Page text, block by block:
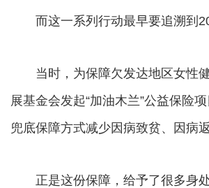
而这一系列行动最早要追溯到
当时，为保障欠发达地区女性健
展基金会发起“加油木兰”公益保险
兜底保障方式减少因病致贫、因病
正是这份保障，给予了很多身处